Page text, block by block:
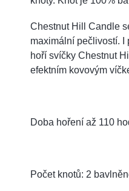
Chestnut Hill Candle
maximální pečlivostí. I
hoří svíčky Chestnut
efektním kovovým
Doba hoření až 110
Počet knotů: 2